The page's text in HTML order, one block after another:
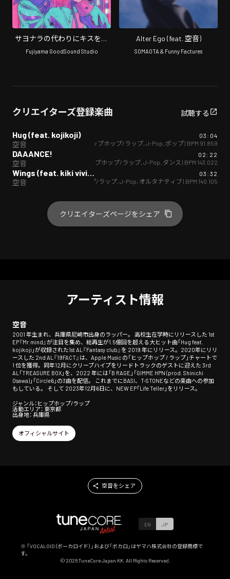
サヨナラの代わりにキスをし
て (feat. 空音)
Fujiyama GoodSound Studio
Alter Ego (feat. 空音)
SOMAOTA & Funny Factures
クリエイターズ登録楽曲 試聴する
Hug (feat. kojikoji)
空音
03:04
ヒップホップ/ラップ, J-Pop, ポップ| BPM 91.859
DAAANCE!
空音
02:22
ヒップホップ/ラップ, J-Pop, ダンス | BPM 143.022
空音
03:32
ヒップホップ/ラップ, J-Pop, オルタナティブ| BPM 140.105
クリエイターズページをシェア
アーティスト情報
空音
2001 年生まれ、兵庫県尼崎市出身のラッパー。 高校生在学時にリリースした 1st
EP『Mr.mind』が注目を集め、総再生が1.5億回を超える大ヒット曲「Hug feat.
kojikoji」が収録された1st AL『Fantasy club』を 2019 年にリリース。2020年にリリ
ースした 2nd AL『19FACT』は、Apple Music の「ヒップホップ / ラップ」チャートで
1 位を獲得。同年12月にクリープハイプをリードトラックのゲストに迎えた 3rd
AL「TREASURE BOX」を、2022 年には「B RAGE」「GIMME HPN (prod. Shinichi
Osawa)」「Circle6」の3曲を配信。 これまでにBASI、T-STONEなどの楽曲への参加
もしている。 そして 2023年12月6日に、NEW EP「Life Teller」をリリース。
ジャンル：ヒップホップ/ラップ
活動エリア： 東京都
出身地： 兵庫県
オフィシャルサイト
空音をシェア
EN JP
※ 「VOCALOID（ボーカロイド）」および「ボカロ」はヤマハ株式会社の登録商標で
す。
© 2026TuneCore Japan KK. All Rights Reserved.